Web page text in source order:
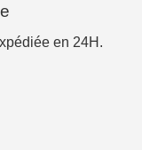
en 24H.